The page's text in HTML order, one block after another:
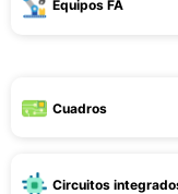
Equipos FA
Cuadros
Circuitos